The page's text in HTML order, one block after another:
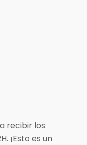
recibir los
¡Esto es un